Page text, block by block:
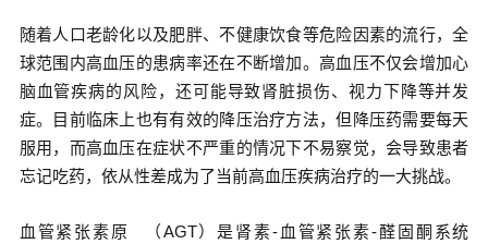
随着人口老龄化以及肥胖、不健康饮食等危险因素的流行，全
球范围内高血压的患病率还在不断增加。高血压不仅会增加心
脑血管疾病的风险，还可能导致肾脏损伤、视力下降等并发
症。目前临床上也有有效的降压治疗方法，但降压药需要每天
服用，而高血压在症状不严重的情况下不易察觉，会导致患者
忘记吃药，依从性差成为了当前高血压疾病治疗的一大挑战。
血管紧张素原
（AGT）是肾素-血管紧张素-醛固酮系统